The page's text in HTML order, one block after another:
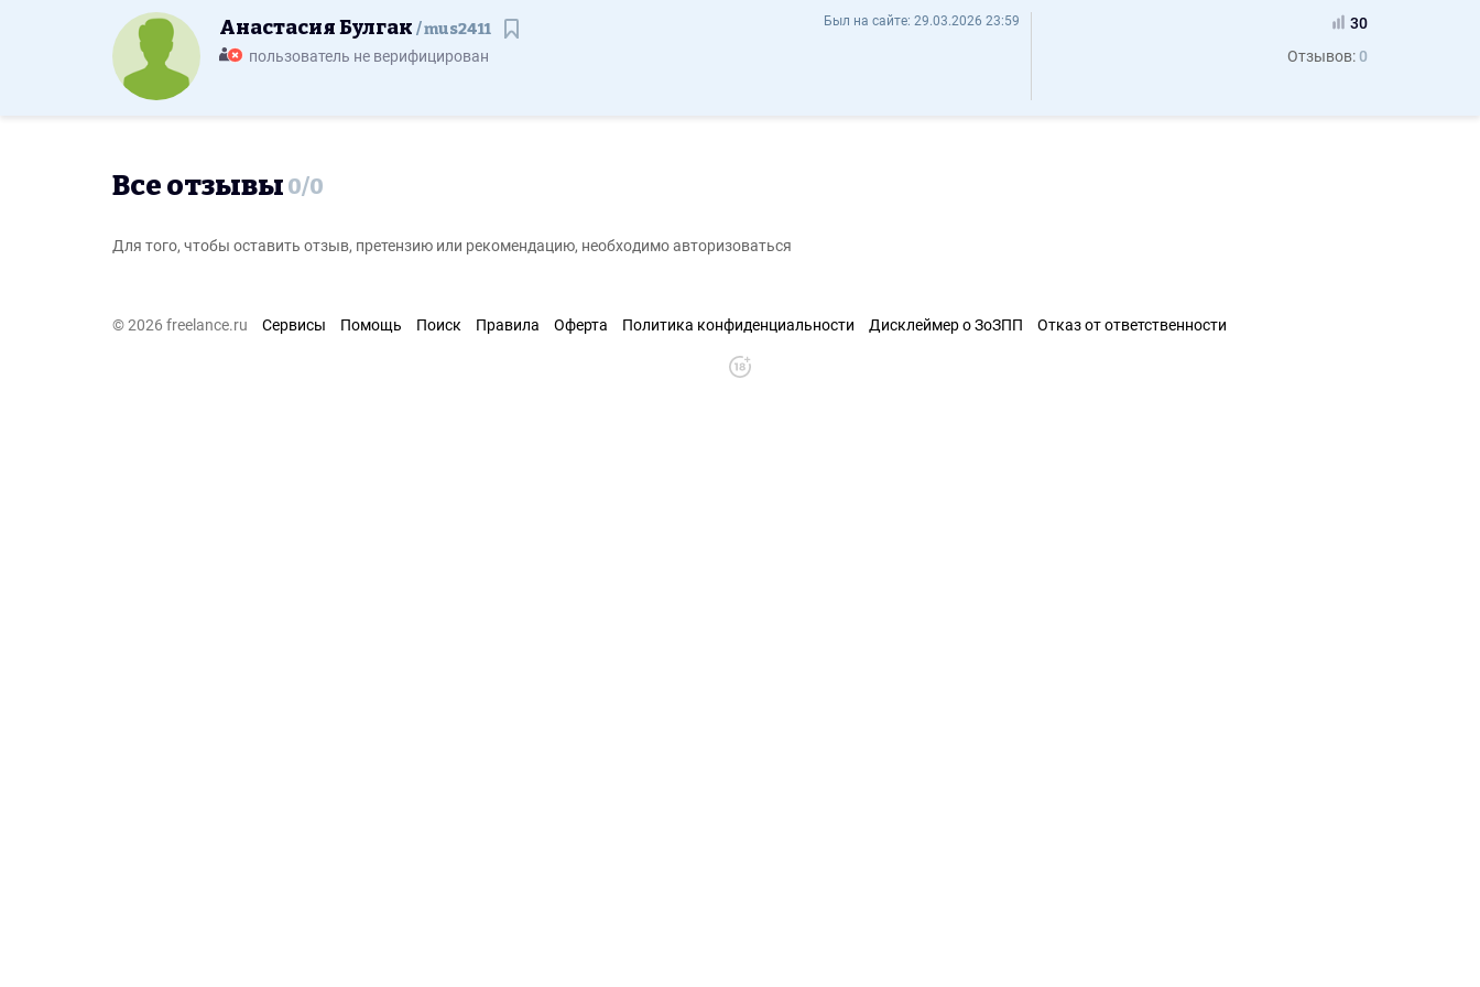
Анастасия Булгак mus2411 - Отзывы
Был на сайте: 29.03.2026 23:59
Анастасия Булгак mus2411
пользователь не верифицирован
30
Отзывов: 0
Все отзывы 0/0
Для того, чтобы оставить отзыв, претензию или рекомендацию, необходимо авторизоваться
© 2026 freelance.ru Сервисы Помощь Поиск Правила Оферта Политика конфиденциальности Дисклеймер о ЗоЗПП Отказ от ответственности